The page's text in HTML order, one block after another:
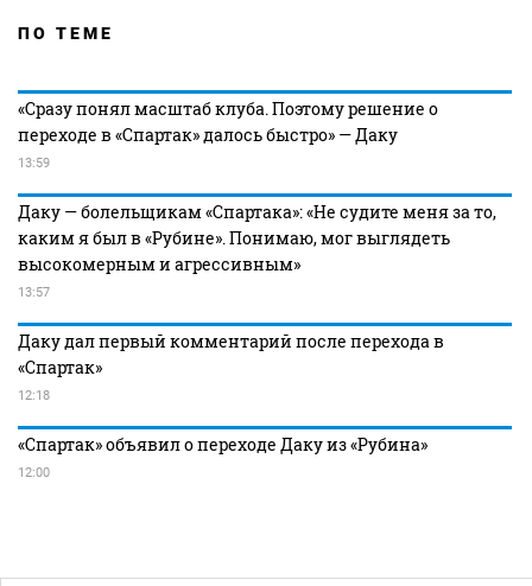
ПО ТЕМЕ
«Сразу понял масштаб клуба. Поэтому решение о
переходе в «Спартак» далось быстро» — Даку
13:59
Даку — болельщикам «Спартака»: «Не судите меня за то,
каким я был в «Рубине». Понимаю, мог выглядеть
высокомерным и агрессивным»
13:57
Даку дал первый комментарий после перехода в
«Спартак»
12:18
«Спартак» объявил о переходе Даку из «Рубина»
12:00